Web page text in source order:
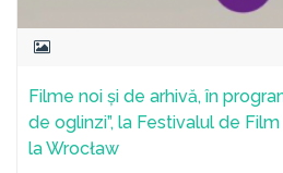
Filme noi și de arhivă, în
de oglinzi”, la Festivalul de
la Wrocław